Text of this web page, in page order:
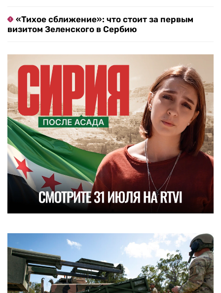
«Тихое сближение»: что стоит за первым
визитом Зеленского в Сербию